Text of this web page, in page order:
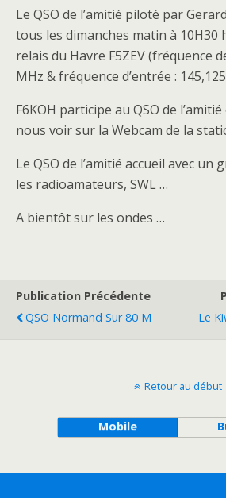
Le QSO de l’amitié piloté par
tous les dimanches matin à 10H30
relais du Havre F5ZEV (fréquence
MHz & fréquence d’entrée :
F6KOH participe au QSO de
nous voir sur la Webcam de la
Le QSO de l’amitié accueil avec un
les radioamateurs, SWL …
A bientôt sur les ondes …
Publication Précédente
QSO Normand Sur 80 M
Le
Retour au début
Mobile